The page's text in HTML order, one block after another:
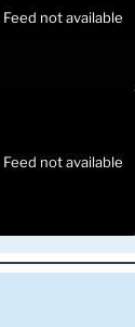
Feed not available
Feed not available